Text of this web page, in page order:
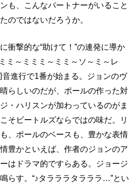
も、こんなパートナーがいること
のではないだろうか。
衝撃的な“助けて！”の連発に導か
ミ～ミミミ～ミミ～ソ～ミ～レ
音進行で1番が始まる。ジョンのヴ
らしいのだが、ポールの作った対
・ハリスンが加わっているのがま
そビートルズならではの味だ。リ
、ポールのベースも、豊かな表情
豊かといえば、作者のジョンのア
はドラマ的ですらある。ジョージ
らす。“♪タラララタラララ…”とい